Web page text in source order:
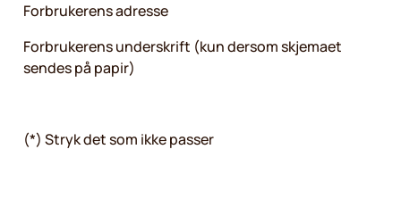
Forbrukerens adresse
Forbrukerens underskrift (kun dersom skjemaet
sendes på papir)
(*) Stryk det som ikke passer